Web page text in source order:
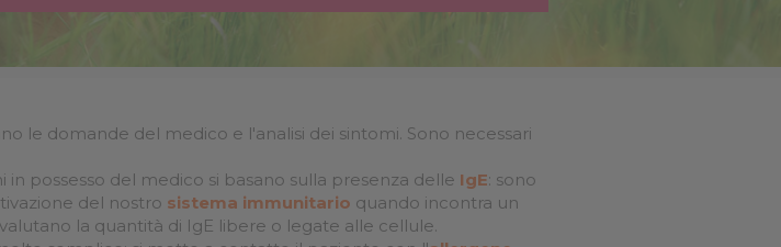
le domande del medico e l'analisi dei sintomi. Sono necessari
possesso del medico si basano sulla presenza delle IgE: sono
del nostro sistema immunitario quando incontra un
la quantità di IgE libere o legate alle cellule.